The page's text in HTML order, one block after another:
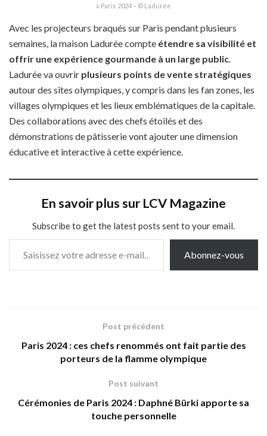
x Paris 2024 – © Ladurée
Avec les projecteurs braqués sur Paris pendant plusieurs
semaines, la maison Ladurée compte étendre sa visibilité et
offrir une expérience gourmande à un large public.
Ladurée va ouvrir plusieurs points de vente stratégiques
autour des sites olympiques, y compris dans les fan zones, les
villages olympiques et les lieux emblématiques de la capitale.
Des collaborations avec des chefs étoilés et des
démonstrations de pâtisserie vont ajouter une dimension
éducative et interactive à cette expérience.
En savoir plus sur LCV Magazine
Subscribe to get the latest posts sent to your email.
Saisissez votre adresse e-mail…
Abonnez-vous
Post précédent
Paris 2024 : ces chefs renommés ont fait partie des
porteurs de la flamme olympique
Post suivant
Cérémonies de Paris 2024 : Daphné Bürki apporte sa
touche personnelle